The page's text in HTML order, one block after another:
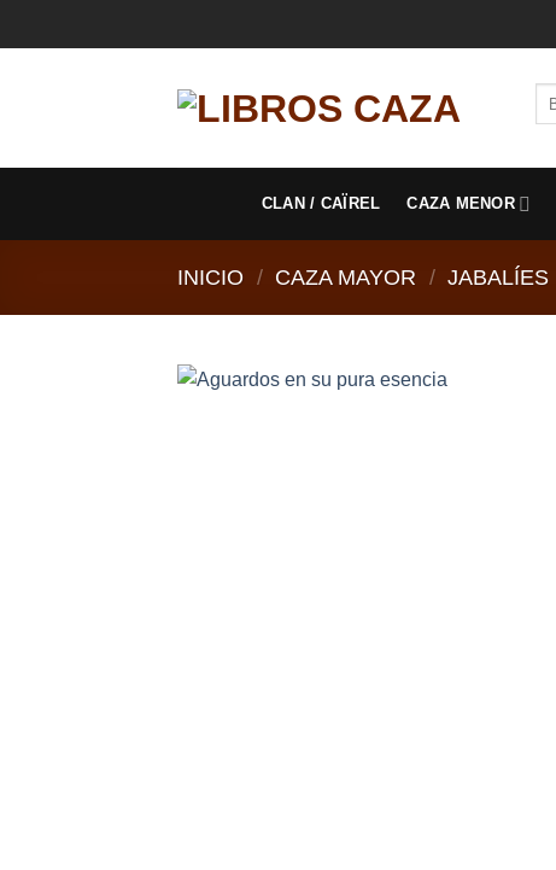
al
CLAN / CAÏREL CAZA MENOR
INICIO / CAZA MAYOR / JABALÍES